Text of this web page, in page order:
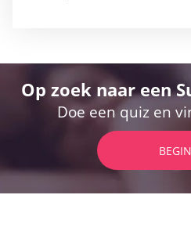
Op zoek naar een
Doe een quiz en
BEGIN